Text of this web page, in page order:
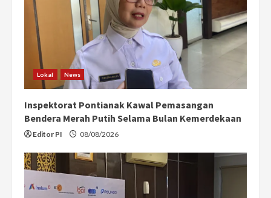
Lokal News
Inspektorat Pontianak Kawal Pemasangan
Bendera Merah Putih Selama Bulan Kemerdekaan
Editor PI 08/08/2026